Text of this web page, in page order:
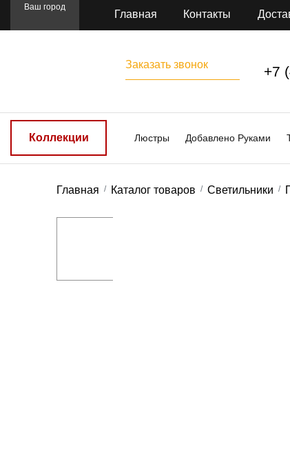
Ваш город
Главная Контакты
Заказать звонок +7
Коллекции Люстры Добавлено Руками
Главная Каталог товаров Светильники